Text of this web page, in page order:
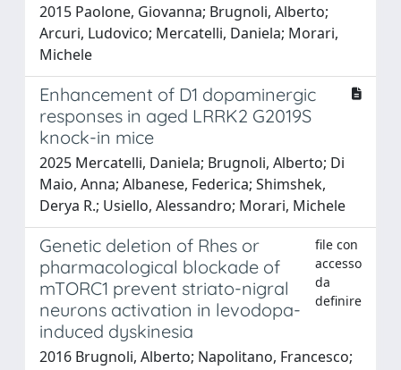
2015 Paolone, Giovanna; Brugnoli, Alberto;
Arcuri, Ludovico; Mercatelli, Daniela; Morari,
Michele
Enhancement of D1 dopaminergic
responses in aged LRRK2 G2019S
knock-in mice
2025 Mercatelli, Daniela; Brugnoli, Alberto; Di
Maio, Anna; Albanese, Federica; Shimshek,
Derya R.; Usiello, Alessandro; Morari, Michele
Genetic deletion of Rhes or
pharmacological blockade of
mTORC1 prevent striato-nigral
neurons activation in levodopa-
induced dyskinesia
file con
accesso
da
definire
2016 Brugnoli, Alberto; Napolitano, Francesco;